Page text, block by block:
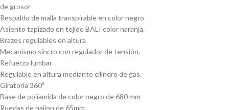
de grosor
Respaldo de malla transpirable en color negro
Asiento tapizado en tejido BALI color naranja.
Brazos regulables en altura
Mecanismo sincro con regulador de tensión.
Refuerzo lumbar
Regulable en altura mediante cilindro de gas.
Giratoria 360º
Base de poliamida de color negro de 680 mm
Ruedas de nailon de 65mm